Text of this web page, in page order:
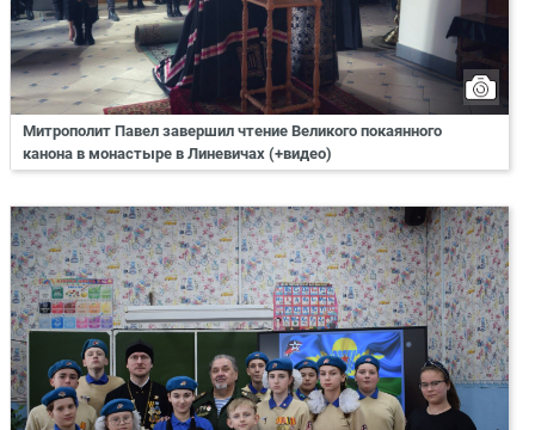
Митрополит Павел завершил чтение Великого покаянного
канона в монастыре в Линевичах (+видео)